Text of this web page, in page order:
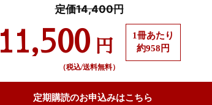
定価14,400円
11,500 円
1冊あたり
約958円
（税込/送料無料）
定期購読のお申込みはこちら